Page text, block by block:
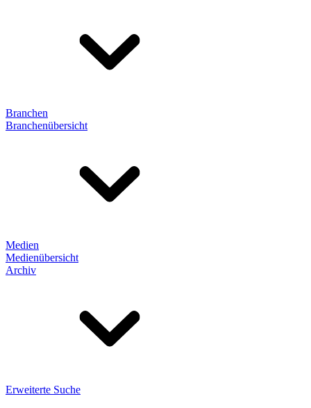
Branchen
Branchenübersicht
Medien
Medienübersicht
Archiv
Erweiterte Suche